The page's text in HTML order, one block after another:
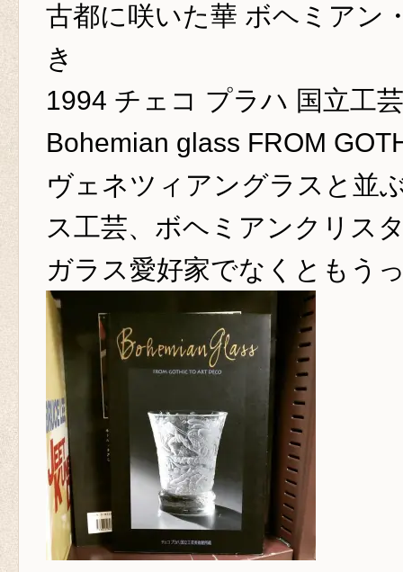
古都に咲いた華 ボヘミアン
き
1994 チェコ プラハ 国立工
Bohemian glass FROM
ヴェネツィアングラスと並
ス工芸、ボヘミアンクリス
ガラス愛好家でなくともう